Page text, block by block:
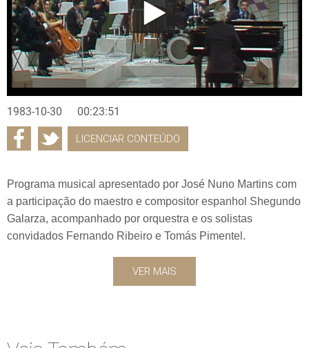
1983-10-30 00:23:51
LICENCIAR CONTEÚDO
Programa musical apresentado por José Nuno Martins com
a participação do maestro e compositor espanhol Shegundo
Galarza, acompanhado por orquestra e os solistas
convidados Fernando Ribeiro e Tomás Pimentel.
VER MAIS